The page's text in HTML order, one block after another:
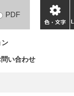
PDF
色・
文
ン
問い合わせ